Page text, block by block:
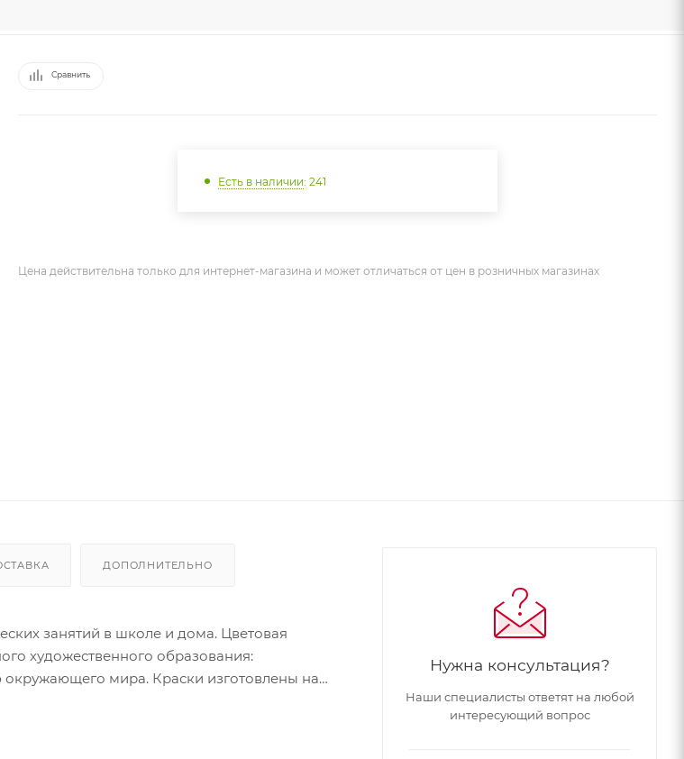
Сравнить
Есть в наличии: 241
Цена действительна только для интернет-магазина и может отличаться от цен в розничных магазинах
ДОПОЛНИТЕЛЬНО
занятий в школе и дома. Цветовая
художественного образования:
окружающего мира. Краски изготовлены на
Нужна консультация?
Наши специалисты ответят на любой
интересующий вопрос